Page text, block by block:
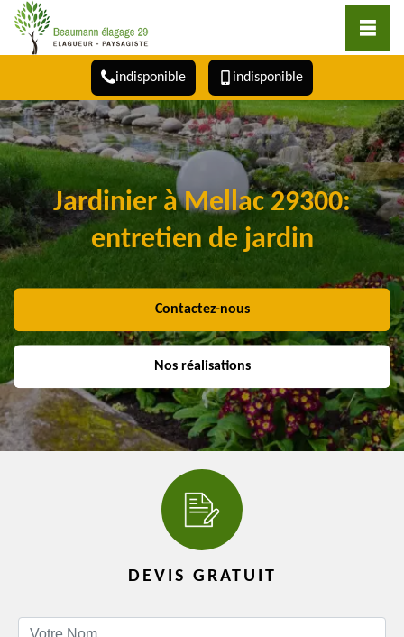
indisponible indisponible
Jardinier à Mellac 29300:
entretien de jardin
Contactez-nous
Nos réalisations
DEVIS GRATUIT